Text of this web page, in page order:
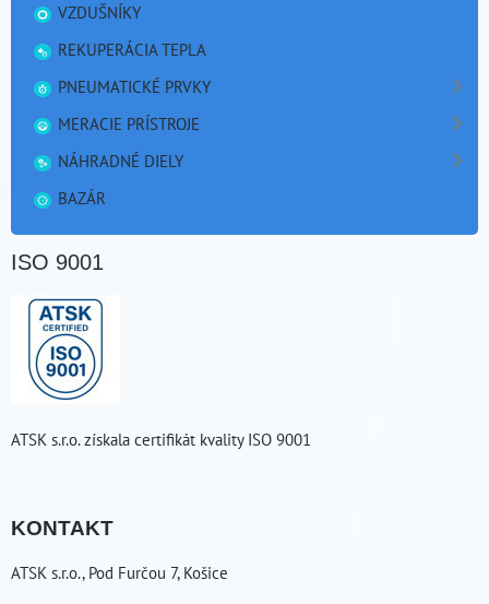
VZDUŠNÍKY
REKUPERÁCIA TEPLA
PNEUMATICKÉ PRVKY
MERACIE PRÍSTROJE
NÁHRADNÉ DIELY
BAZÁR
ISO 9001
ATSK s.r.o. získala certifikát kvality ISO 9001
KONTAKT
ATSK s.r.o., Pod Furčou 7, Košice